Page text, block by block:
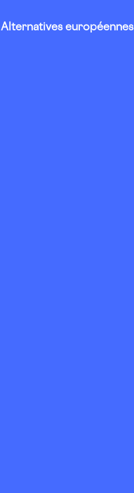
Alternatives européennes